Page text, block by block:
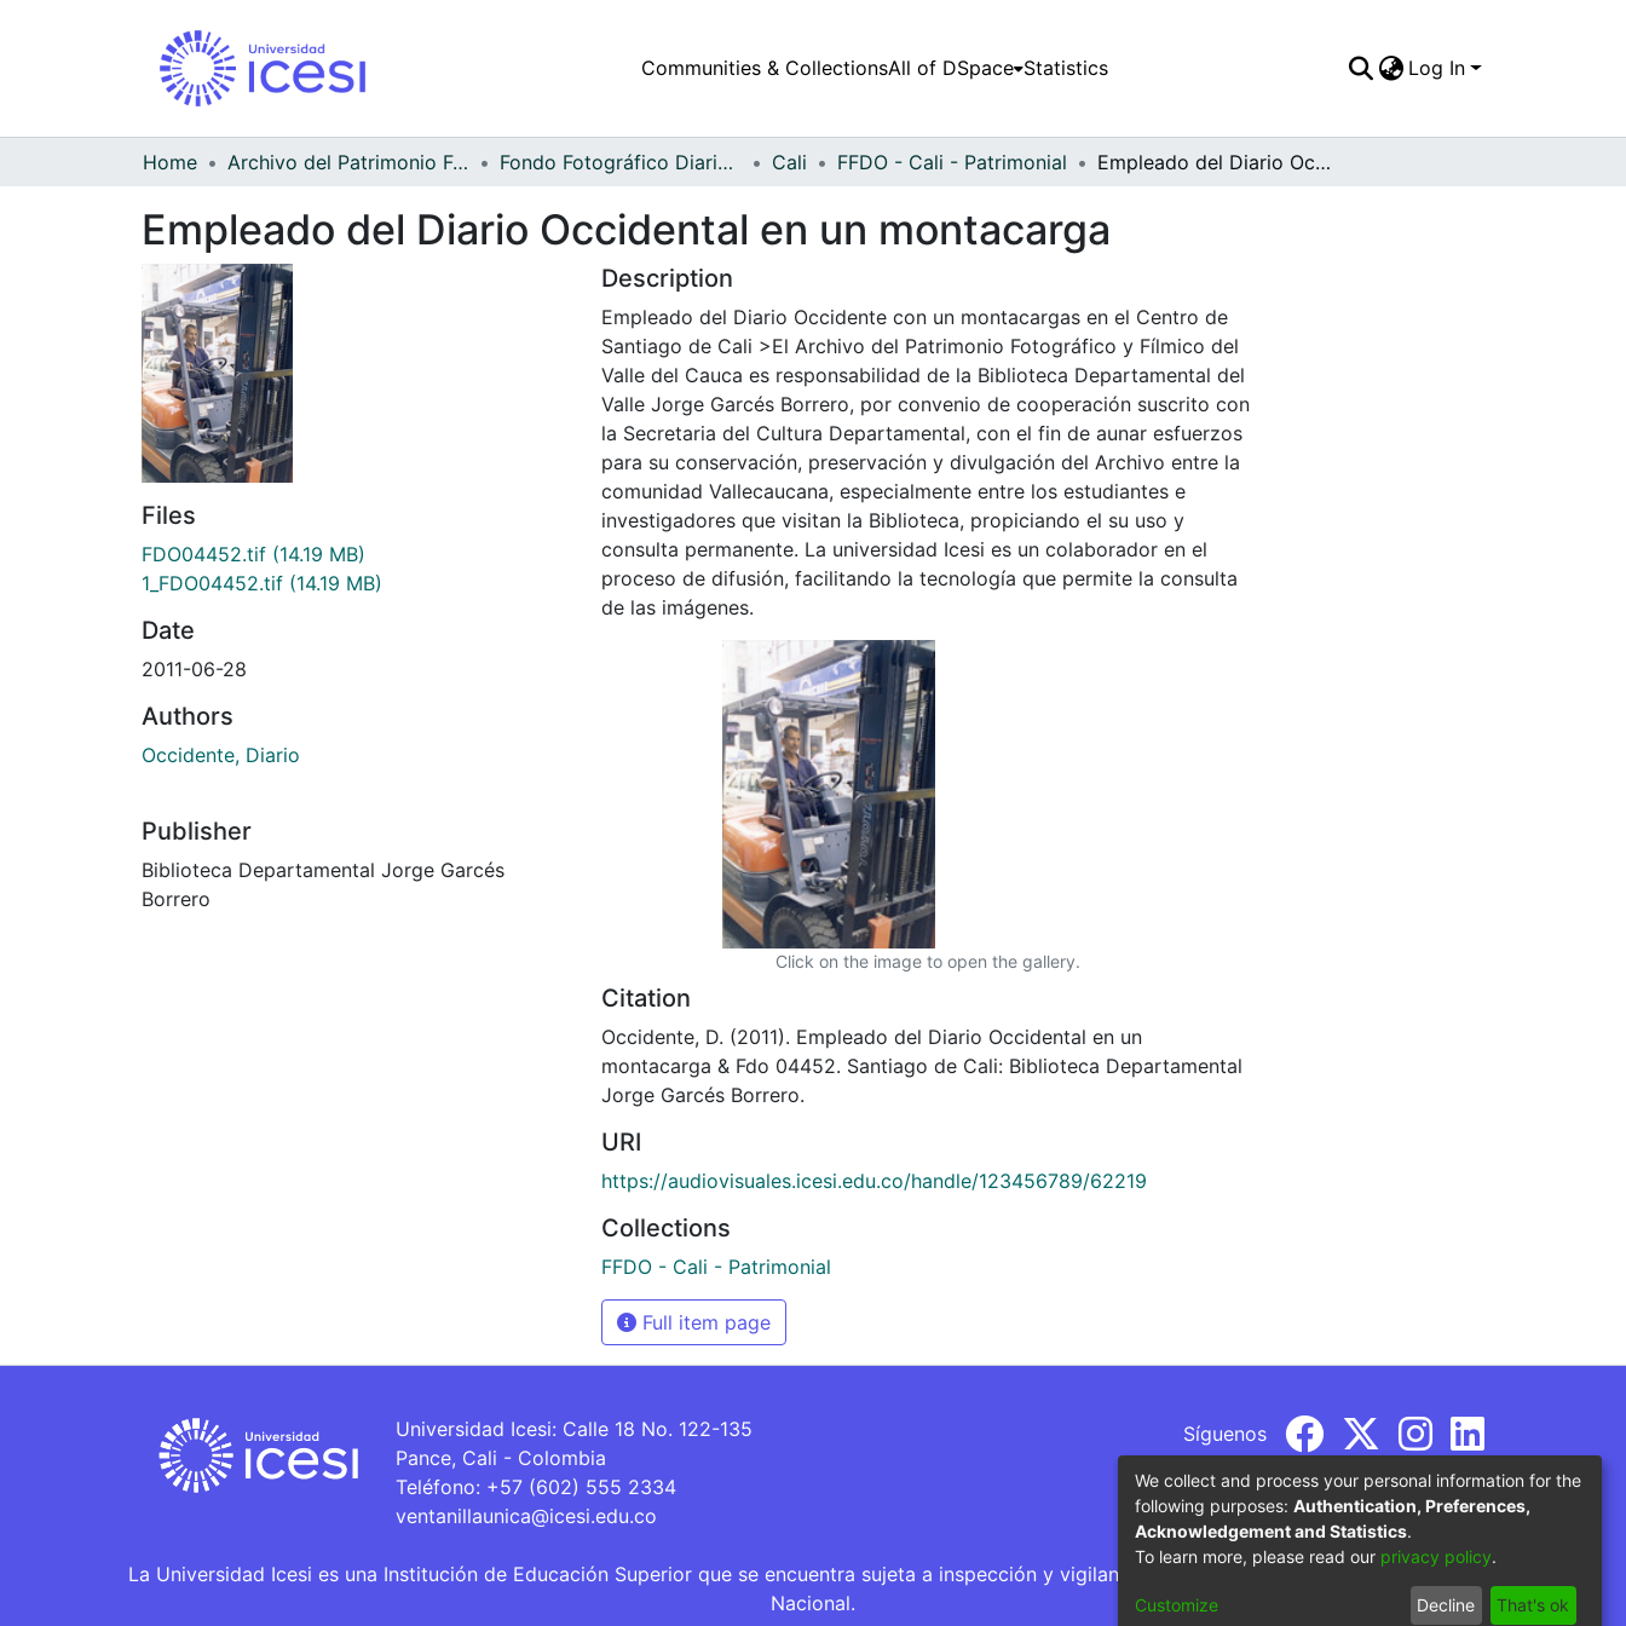
Communities & CollectionsAll of DSpace Statistics Log In
Home Archivo del Patrimonio Fotográfico y Fílmico del Valle del Cauca Fondo Fotográfico Diario Occidente Cali FFDO - Cali - Patrimonial Empleado del Diario Occidental en un montacarga
Empleado del Diario Occidental en un montacarga
Files
FDO04452.tif (14.19 MB)
1_FDO04452.tif (14.19 MB)
Date
2011-06-28
Authors
Occidente, Diario
Publisher
Biblioteca Departamental Jorge Garcés
Borrero
Description
Empleado del Diario Occidente con un montacargas en el Centro de
Santiago de Cali >El Archivo del Patrimonio Fotográfico y Fílmico del
Valle del Cauca es responsabilidad de la Biblioteca Departamental del
Valle Jorge Garcés Borrero, por convenio de cooperación suscrito con
la Secretaria del Cultura Departamental, con el fin de aunar esfuerzos
para su conservación, preservación y divulgación del Archivo entre la
comunidad Vallecaucana, especialmente entre los estudiantes e
investigadores que visitan la Biblioteca, propiciando el su uso y
consulta permanente. La universidad Icesi es un colaborador en el
proceso de difusión, facilitando la tecnología que permite la consulta
de las imágenes.
Click on the image to open the gallery.
Citation
Occidente, D. (2011). Empleado del Diario Occidental en un
montacarga & Fdo 04452. Santiago de Cali: Biblioteca Departamental
Jorge Garcés Borrero.
URI
https://audiovisuales.icesi.edu.co/handle/123456789/62219
Collections
FFDO - Cali - Patrimonial
Full item page
Universidad Icesi: Calle 18 No. 122-135
Pance, Cali - Colombia
Teléfono: +57 (602) 555 2334
ventanillaunica@icesi.edu.co
Síguenos
La Universidad Icesi es una Institución de Educación Superior que se encuentra sujeta a inspección y vigilancia por parte del Ministerio de Educación
Nacional.
We collect and process your personal information for the
following purposes: Authentication, Preferences,
Acknowledgement and Statistics.
To learn more, please read our privacy policy.
Customize Decline That's ok